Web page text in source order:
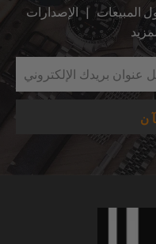
المبيعات | الإصدارات